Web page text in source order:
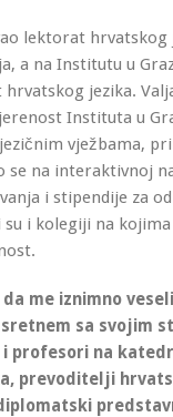
lektorat hrvatskog
a na Institutu u
jezika.
Instituta u
vježbama,
se na interaktivnoj
i stipendije za
i kolegiji na kojima
me iznimno
sa svojim
i profesori na
prevoditelji